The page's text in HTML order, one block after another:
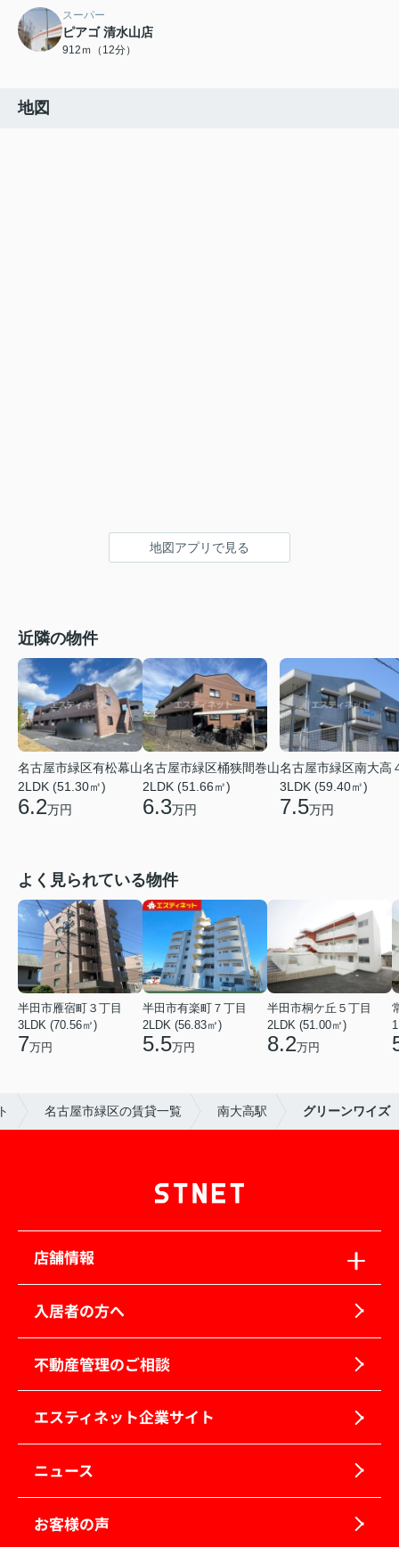
スーパー
ピアゴ 清水山店
912ｍ（12分）
地図
地図アプリで見る
近隣の物件
名古屋市緑区有松幕山
2LDK (51.30㎡)
6.2万円
名古屋市緑区桶狭間巻山
2LDK (51.66㎡)
6.3万円
名古屋市緑区南大高
3LDK (59.40㎡)
7.5万円
よく見られている物件
半田市雁宿町３丁目
3LDK (70.56㎡)
7万円
半田市有楽町７丁目
2LDK (56.83㎡)
5.5万円
半田市桐ケ丘５丁目
2LDK (51.00㎡)
8.2万円
名古屋市緑区の賃貸一覧 南大高駅 グリーンワイズ
店舗情報
入居者の方へ
不動産管理のご相談
エスティネット企業サイト
ニュース
お客様の声